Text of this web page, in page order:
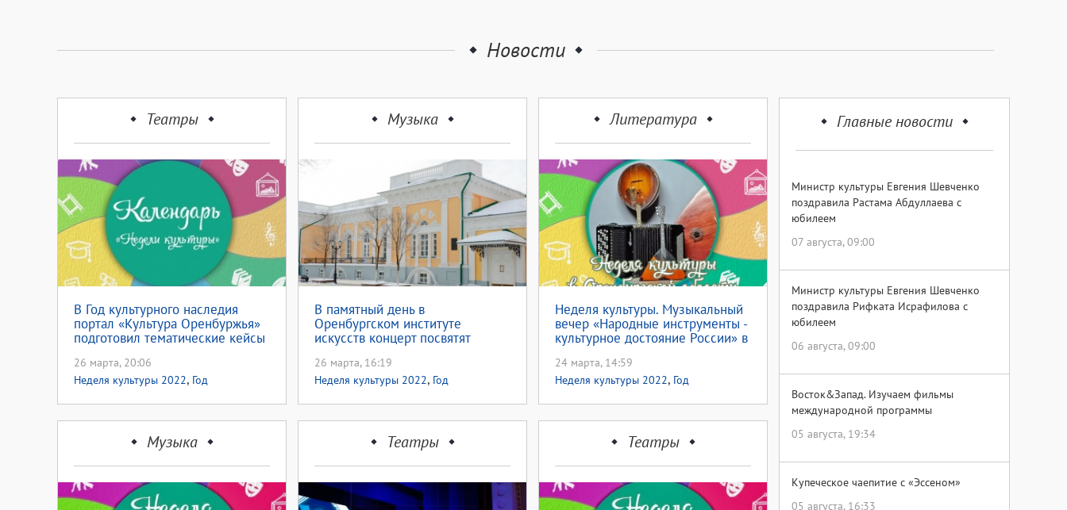
Новости
Театры
В Год культурного наследия
портал «Культура Оренбуржья»
подготовил тематические кейсы
26 марта, 20:06
Неделя культуры 2022, Год
Музыка
В памятный день в
Оренбургском институте
искусств концерт посвятят
26 марта, 16:19
Неделя культуры 2022, Год
Литература
Неделя культуры. Музыкальный
вечер «Народные инструменты -
культурное достояние России» в
24 марта, 14:59
Неделя культуры 2022, Год
Музыка Театры Театры
Главные новости
Министр культуры Евгения Шевченко
поздравила Растама Абдуллаева с
юбилеем
07 августа, 09:00
Министр культуры Евгения Шевченко
поздравила Рифката Исрафилова с
юбилеем
06 августа, 09:00
Восток&Запад. Изучаем фильмы
международной программы
05 августа, 19:34
Купеческое чаепитие с «Эссеном»
05 августа, 16:33